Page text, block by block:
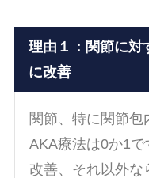
理由１：関節に対
に改善
関節、特に関節包
AKA療法は0か1
改善、それ以外な